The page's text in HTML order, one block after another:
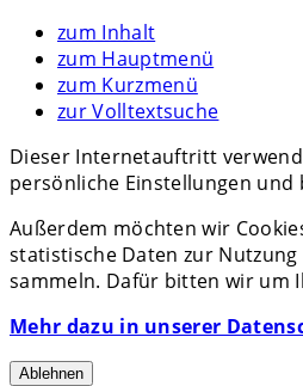
zum Inhalt
zum Hauptmenü
zum Kurzmenü
zur Volltextsuche
Dieser Internetauftritt
persönliche Einstellungen und
Außerdem möchten wir
statistische Daten zur
sammeln. Dafür bitten wir um
Mehr dazu in unserer
Ablehnen